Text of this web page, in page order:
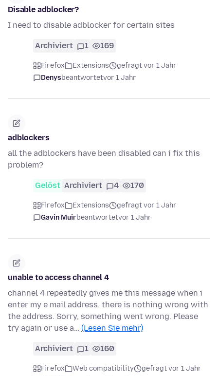
Disable adblocker?
I need to disable adblocker for certain sites
Archiviert 1 169
Firefox Extensions
gefragt vor 1 Jahr
Denysbeantwortetvor 1 Jahr
adblockers
all the adblockers have been disabled can i fix this
problem?
Gelöst Archiviert 4 170
Firefox Extensions
gefragt vor 1 Jahr
Gavin Muirbeantwortetvor 1 Jahr
unable to access channel 4
channel 4 repeatedly gives me this message when i
enter my e mail address. there is nothing wrong with
the address. Sorry, something went wrong. Please
try again or use a… (Lesen Sie mehr)
Archiviert 1 160
Firefox Web compatibility
gefragt vor 1 Jahr